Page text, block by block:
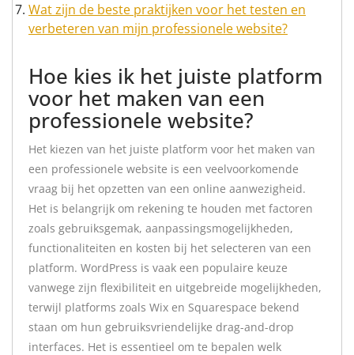
Wat zijn de beste praktijken voor het testen en
verbeteren van mijn professionele website?
Hoe kies ik het juiste platform
voor het maken van een
professionele website?
Het kiezen van het juiste platform voor het maken van
een professionele website is een veelvoorkomende
vraag bij het opzetten van een online aanwezigheid.
Het is belangrijk om rekening te houden met factoren
zoals gebruiksgemak, aanpassingsmogelijkheden,
functionaliteiten en kosten bij het selecteren van een
platform. WordPress is vaak een populaire keuze
vanwege zijn flexibiliteit en uitgebreide mogelijkheden,
terwijl platforms zoals Wix en Squarespace bekend
staan om hun gebruiksvriendelijke drag-and-drop
interfaces. Het is essentieel om te bepalen welk